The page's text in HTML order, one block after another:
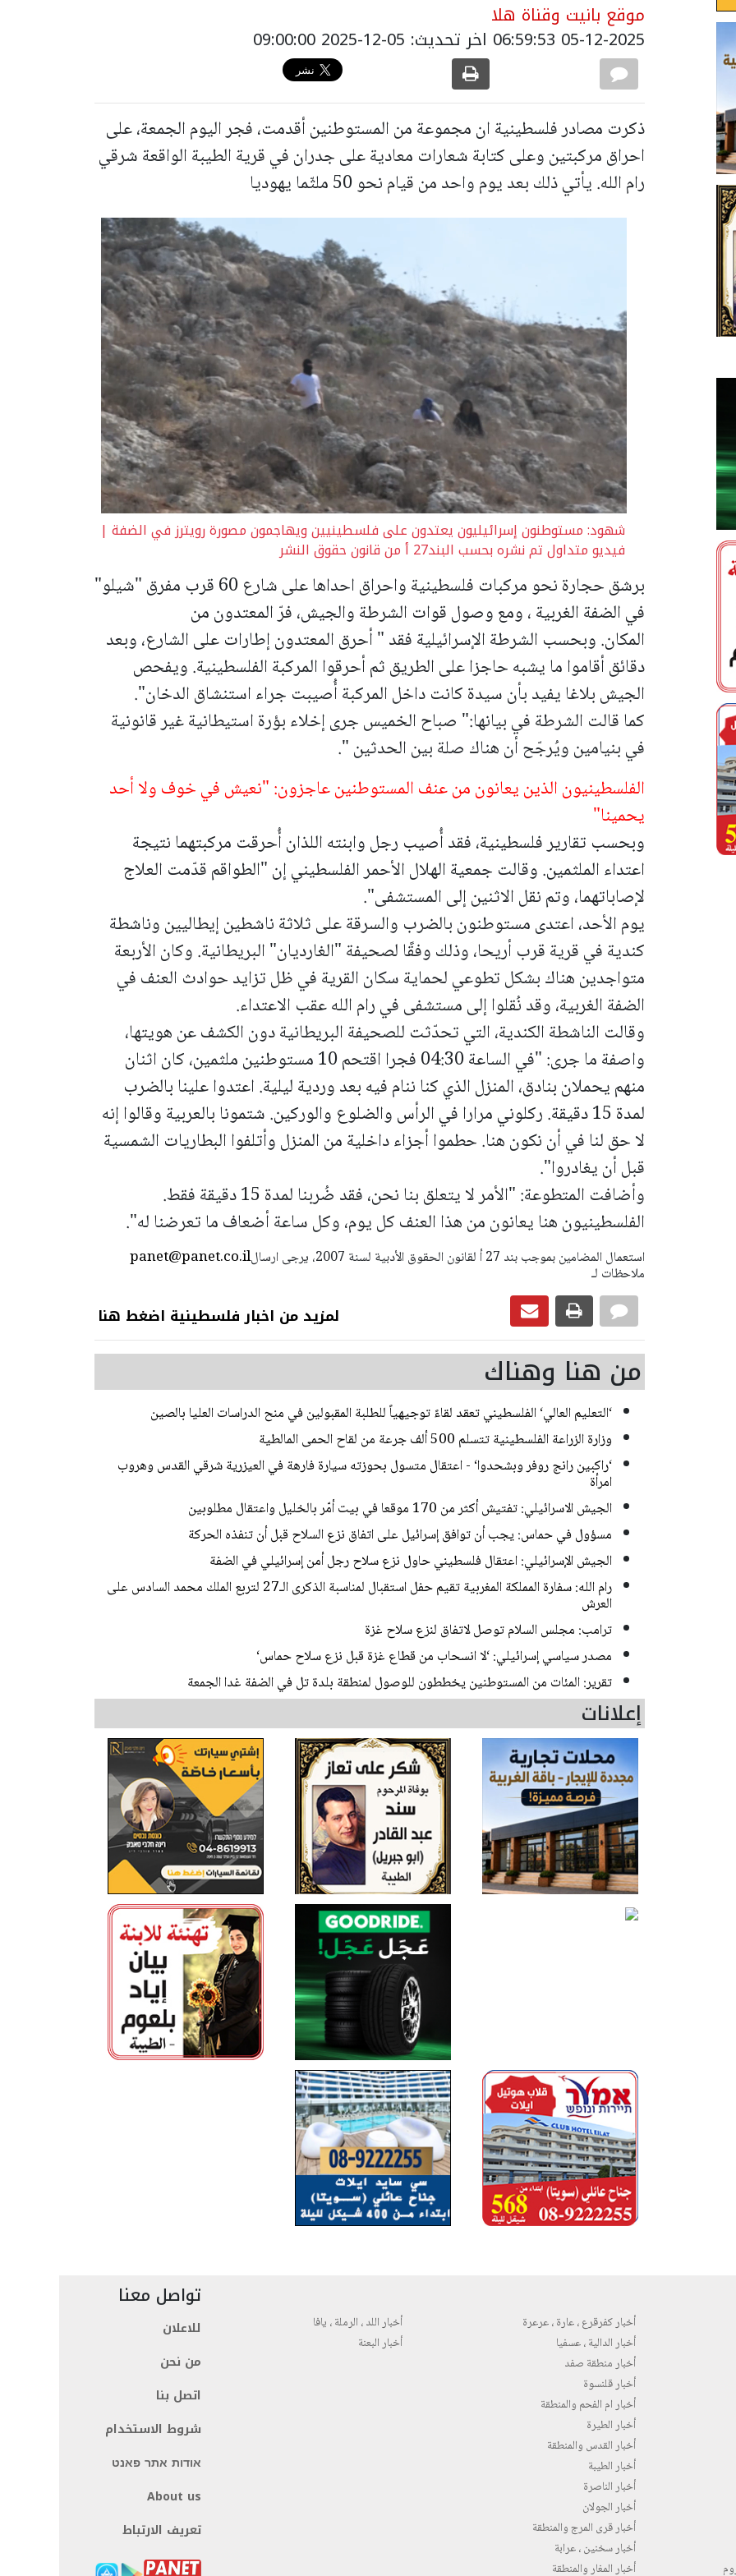
موقع بانيت وقناة هلا
05-12-2025 06:59:53 اخر تحديث: 05-12-2025 09:00:00
ذكرت مصادر فلسطينية ان مجموعة من المستوطنين أقدمت، فجر اليوم الجمعة، على
احراق مركبتين وعلى كتابة شعارات معادية على جدران في قرية الطيبة الواقعة شرقي
رام الله. يأتي ذلك بعد يوم واحد من قيام نحو 50 ملثّما يهوديا
شهود: مستوطنون إسرائيليون يعتدون على فلسطينيين ويهاجمون مصورة رويترز في الضفة |
فيديو متداول تم نشره بحسب البند27 أ من قانون حقوق النشر
برشق حجارة نحو مركبات فلسطينية واحراق احداها على شارع 60 قرب مفرق "شيلو"
في الضفة الغربية ، ومع وصول قوات الشرطة والجيش، فرّ المعتدون من
المكان.وبحسب الشرطة الإسرائيلية فقد " أحرق المعتدون إطارات على الشارع، وبعد
دقائق أقاموا ما يشبه حاجزا على الطريق ثم أحرقوا المركبة الفلسطينية. ويفحص
الجيش بلاغا يفيد بأن سيدة كانت داخل المركبة أُصيبت جراء استنشاق الدخان".
كما قالت الشرطة في بيانها:" صباح الخميس جرى إخلاء بؤرة استيطانية غير قانونية
في بنيامين ويُرجّح أن هناك صلة بين الحدثين ".
الفلسطينيون الذين يعانون من عنف المستوطنين عاجزون: "نعيش في خوف ولا أحد
يحمينا"
وبحسب تقارير فلسطينية، فقد أُصيب رجل وابنته اللذان أُحرقت مركبتهما نتيجة
اعتداء الملثمين. وقالت جمعية الهلال الأحمر الفلسطيني إن "الطواقم قدّمت العلاج
لإصاباتهما، وتم نقل الاثنين إلى المستشفى".
يوم الأحد، اعتدى مستوطنون بالضرب والسرقة على ثلاثة ناشطين إيطاليين وناشطة
كندية في قرية قرب أريحا، وذلك وفقًا لصحيفة "الغارديان" البريطانية. وكان الأربعة
متواجدين هناك بشكل تطوعي لحماية سكان القرية في ظل تزايد حوادث العنف في
الضفة الغربية، وقد نُقلوا إلى مستشفى في رام الله عقب الاعتداء.
وقالت الناشطة الكندية، التي تحدّثت للصحيفة البريطانية دون الكشف عن هويتها،
واصفة ما جرى: "في الساعة 04:30 فجرا اقتحم 10 مستوطنين ملثمين، كان اثنان
منهم يحملان بنادق، المنزل الذي كنا ننام فيه بعد وردية ليلية. اعتدوا علينا بالضرب
لمدة 15 دقيقة. ركلوني مرارا في الرأس والضلوع والوركين. شتمونا بالعربية وقالوا إنه
لا حق لنا في أن نكون هنا. حطموا أجزاء داخلية من المنزل وأتلفوا البطاريات الشمسية
قبل أن يغادروا".
وأضافت المتطوعة: "الأمر لا يتعلق بنا نحن، فقد ضُربنا لمدة 15 دقيقة فقط.
الفلسطينيون هنا يعانون من هذا العنف كل يوم، وكل ساعة أضعاف ما تعرضنا له".
panet@panet.co.ilاستعمال المضامين بموجب بند 27 أ لقانون الحقوق الأدبية لسنة 2007، يرجى ارسال
ملاحظات لـ
لمزيد من اخبار فلسطينية اضغط هنا
من هنا وهناك
‘التعليم العالي‘ الفلسطيني تعقد لقاءً توجيهياً للطلبة المقبولين في منح الدراسات العليا بالصين
وزارة الزراعة الفلسطينية تتسلم 500 ألف جرعة من لقاح الحمى المالطية
‘راكبين رانج روفر وبشحدوا‘ - اعتقال متسول بحوزته سيارة فارهة في العيزرية شرقي القدس وهروب
امرأة
الجيش الاسرائيلي: تفتيش أكثر من 170 موقعا في بيت أمّر بالخليل واعتقال مطلوبين
مسؤول في حماس: يجب أن توافق إسرائيل على اتفاق نزع السلاح قبل أن تنفذه الحركة
الجيش الإسرائيلي: اعتقال فلسطيني حاول نزع سلاح رجل أمن إسرائيلي في الضفة
رام الله: سفارة المملكة المغربية تقيم حفل استقبال لمناسبة الذكرى الـ27 لتربع الملك محمد السادس على
العرش
ترامب: مجلس السلام توصل لاتفاق لنزع سلاح غزة
مصدر سياسي إسرائيلي: ‘لا انسحاب من قطاع غزة قبل نزع سلاح حماس‘
تقرير: المئات من المستوطنين يخططون للوصول لمنطقة بلدة تل في الضفة غدا الجمعة
إعلانات
أخبار كفرقرع ، عارة ، عرعرة
أخبار الدالية ، عسفيا
أخبار منطقة صفد
أخبار قلنسوة
أخبار ام الفحم والمنطقة
أخبار الطيرة
أخبار القدس والمنطقة
أخبار الطيبة
أخبار الناصرة
أخبار الجولان
أخبار قرى المرج والمنطقة
أخبار سخنين ، عرابة
أخبار المغار والمنطقة
أخبار اللد ، الرملة ، يافا
أخبار البعنة
تواصل معنا
للاعلان
من نحن
اتصل بنا
شروط الاستخدام
אודות אתר פאנט
About us
تعريف الارتباط